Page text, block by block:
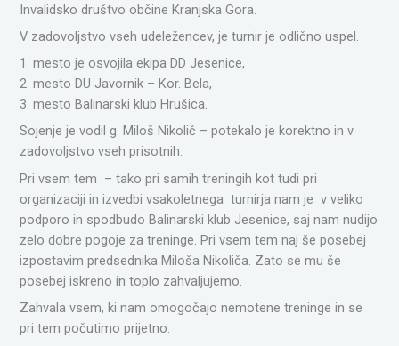
Invalidsko društvo občine Kranjska Gora.
V zadovoljstvo vseh udeležencev, je turnir je odlično uspel.
1. mesto je osvojila ekipa DD Jesenice,
2. mesto DU Javornik – Kor. Bela,
3. mesto Balinarski klub Hrušica.
Sojenje je vodil g. Miloš Nikolič – potekalo je korektno in v
zadovoljstvo vseh prisotnih.
Pri vsem tem – tako pri samih treningih kot tudi pri
organizaciji in izvedbi vsakoletnega turnirja nam je v veliko
podporo in spodbudo Balinarski klub Jesenice, saj nam nudijo
zelo dobre pogoje za treninge. Pri vsem tem naj še posebej
izpostavim predsednika Miloša Nikoliča. Zato se mu še
posebej iskreno in toplo zahvaljujemo.
Zahvala vsem, ki nam omogočajo nemotene treninge in se
pri tem počutimo prijetno.